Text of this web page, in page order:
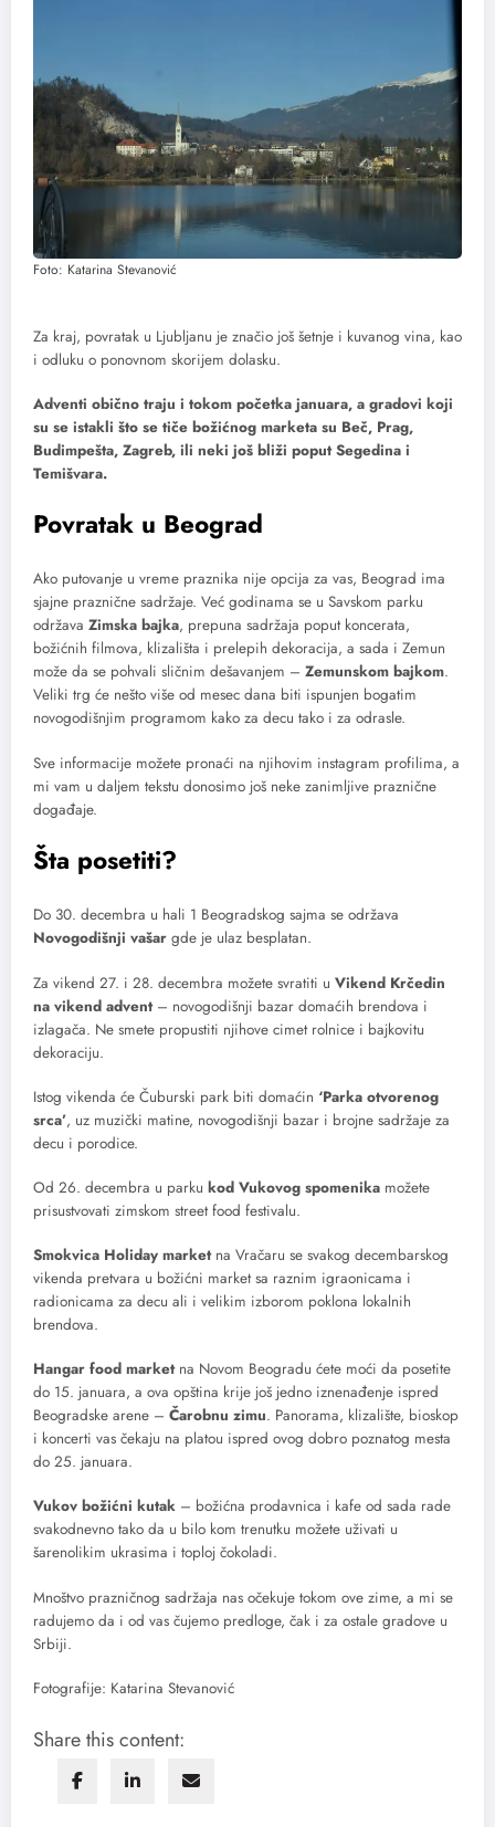
Foto: Katarina Stevanović
Za kraj, povratak u Ljubljanu je značio još šetnje i kuvanog vina, kao
i odluku o ponovnom skorijem dolasku.
Adventi obično traju i tokom početka januara, a gradovi koji
su se istakli što se tiče božićnog marketa su Beč, Prag,
Budimpešta, Zagreb, ili neki još bliži poput Segedina i
Temišvara.
Povratak u Beograd
Ako putovanje u vreme praznika nije opcija za vas, Beograd ima
sjajne praznične sadržaje. Već godinama se u Savskom parku
održava Zimska bajka, prepuna sadržaja poput koncerata,
božićnih filmova, klizališta i prelepih dekoracija, a sada i Zemun
može da se pohvali sličnim dešavanjem – Zemunskom bajkom.
Veliki trg će nešto više od mesec dana biti ispunjen bogatim
novogodišnjim programom kako za decu tako i za odrasle.
Sve informacije možete pronaći na njihovim instagram profilima, a
mi vam u daljem tekstu donosimo još neke zanimljive praznične
događaje.
Šta posetiti?
Do 30. decembra u hali 1 Beogradskog sajma se održava
Novogodišnji vašar gde je ulaz besplatan.
Za vikend 27. i 28. decembra možete svratiti u Vikend Krčedin
na vikend advent– novogodišnji bazar domaćih brendova i
izlagača. Ne smete propustiti njihove cimet rolnice i bajkovitu
dekoraciju.
Istog vikenda će Čuburski park biti domaćin ‘Parka otvorenog
srca’, uz muzički matine, novogodišnji bazar i brojne sadržaje za
decu i porodice.
Od 26. decembra u parku kod Vukovog spomenika možete
prisustvovati zimskom street food festivalu.
Smokvica Holiday marketna Vračaru se svakog decembarskog
vikenda pretvara u božićni market sa raznim igraonicama i
radionicama za decu ali i velikim izborom poklona lokalnih
brendova.
Hangar food marketna Novom Beogradu ćete moći da posetite
do 15. januara, a ova opština krije još jedno iznenađenje ispred
Beogradske arene – Čarobnu zimu. Panorama, klizalište, bioskop
i koncerti vas čekaju na platou ispred ovog dobro poznatog mesta
do 25. januara.
Vukov božićni kutak – božićna prodavnica i kafe od sada rade
svakodnevno tako da u bilo kom trenutku možete uživati u
šarenolikim ukrasima i toploj čokoladi.
Mnoštvo prazničnog sadržaja nas očekuje tokom ove zime, a mi se
radujemo da i od vas čujemo predloge, čak i za ostale gradove u
Srbiji.
Fotografije: Katarina Stevanović
Share this content: